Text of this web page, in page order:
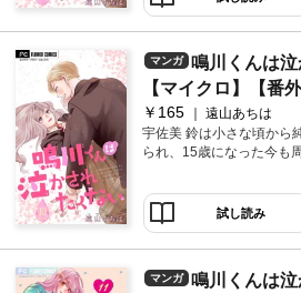
の俺様男子・鳴川琉生と
信満々に強気なドS発言
しょぐしょにされて泣
いに決まってる…鳴川く
―!! 純真な攻め女子×強気
ブ！待望の第9巻配信。
マンガ
鳴川くんは
【マイクロ】【番
￥165
遠山あちは
宇佐美 鈴は小さな頃から
られ、15歳になった今も
ゃにされてるM男子が大
つも通りドM男子まんが
の俺様男子・鳴川琉生と
信満々に強気なドS発言
しょぐしょにされて泣
いに決まってる…鳴川く
試し読み
マンガ
鳴川くんは